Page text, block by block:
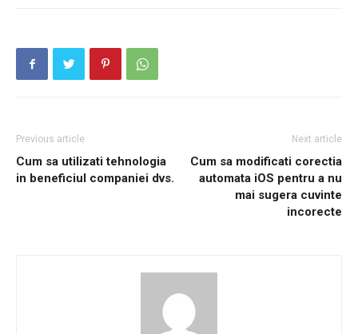
Previous article
Cum sa utilizati tehnologia
in beneficiul companiei dvs.
Next article
Cum sa modificati corectia
automata iOS pentru a nu
mai sugera cuvinte
incorecte